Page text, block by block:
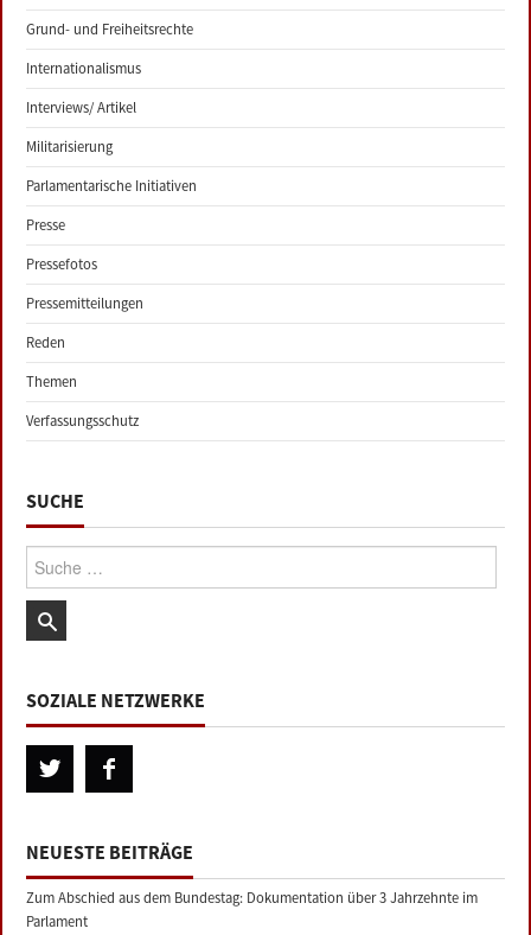
Grund- und Freiheitsrechte
Internationalismus
Interviews/ Artikel
Militarisierung
Parlamentarische Initiativen
Presse
Pressefotos
Pressemitteilungen
Reden
Themen
Verfassungsschutz
SUCHE
Suche:
SOZIALE NETZWERKE
NEUESTE BEITRÄGE
Zum Abschied aus dem Bundestag: Dokumentation über 3 Jahrzehnte im
Parlament